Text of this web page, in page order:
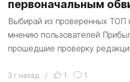
первоначальным
Выбирай из проверенных ТОП
мнению пользователей
прошедшие проверку
3 г назад / 1 1